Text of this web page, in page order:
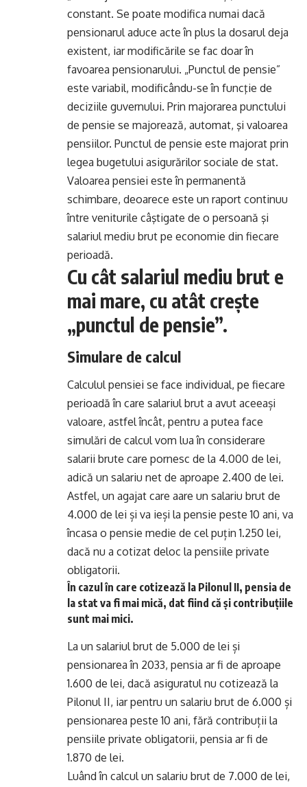
constant. Se poate modifica numai dacă
pensionarul aduce acte în plus la dosarul deja
existent, iar modificările se fac doar în
favoarea pensionarului. „Punctul de pensie”
este variabil, modificându-se în funcţie de
deciziile guvernului. Prin majorarea punctului
de pensie se majorează, automat, şi valoarea
pensiilor. Punctul de pensie este majorat prin
legea bugetului asigurărilor sociale de stat.
Valoarea pensiei este în permanentă
schimbare, deoarece este un raport continuu
între veniturile câştigate de o persoană şi
salariul mediu brut pe economie din fiecare
perioadă.
Cu cât salariul mediu brut e
mai mare, cu atât creşte
„punctul de pensie”.
Simulare de calcul
Calculul pensiei se face individual, pe fiecare
perioadă în care salariul brut a avut aceeași
valoare, astfel încât, pentru a putea face
simulări de calcul vom lua în considerare
salarii brute care pornesc de la 4.000 de lei,
adică un salariu net de aproape 2.400 de lei.
Astfel, un agajat care aare un salariu brut de
4.000 de lei și va ieși la pensie peste 10 ani, va
încasa o pensie medie de cel puțin 1.250 lei,
dacă nu a cotizat deloc la pensiile private
obligatorii.
În cazul în care cotizează la Pilonul II, pensia de
la stat va fi mai mică, dat fiind că și contribuțiile
sunt mai mici.
La un salariul brut de 5.000 de lei și
pensionarea în 2033, pensia ar fi de aproape
1.600 de lei, dacă asiguratul nu cotizează la
Pilonul II, iar pentru un salariu brut de 6.000 și
pensionarea peste 10 ani, fără contribuții la
pensiile private obligatorii, pensia ar fi de
1.870 de lei.
Luând în calcul un salariu brut de 7.000 de lei,